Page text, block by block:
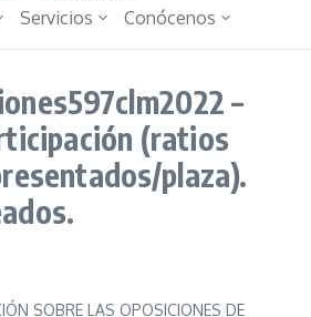
Servicios Conócenos
–
(ratios
plaza).
SOBRE LAS OPOSICIONES DE